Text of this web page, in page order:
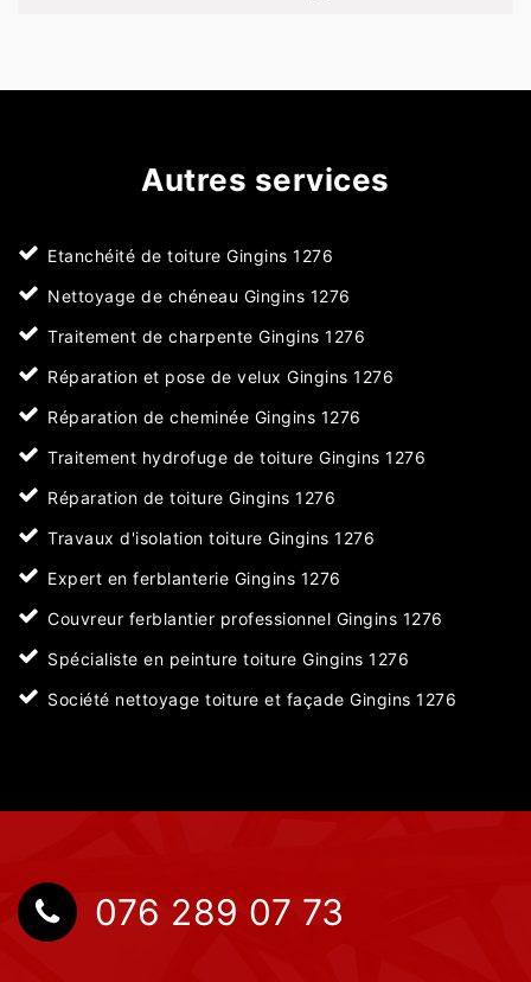
Autres services
Etanchéité de toiture Gingins 1276
Nettoyage de chéneau Gingins 1276
Traitement de charpente Gingins 1276
Réparation et pose de velux Gingins 1276
Réparation de cheminée Gingins 1276
Traitement hydrofuge de toiture Gingins 1276
Réparation de toiture Gingins 1276
Travaux d'isolation toiture Gingins 1276
Expert en ferblanterie Gingins 1276
Couvreur ferblantier professionnel Gingins 1276
Spécialiste en peinture toiture Gingins 1276
Société nettoyage toiture et façade Gingins 1276
076 289 07 73